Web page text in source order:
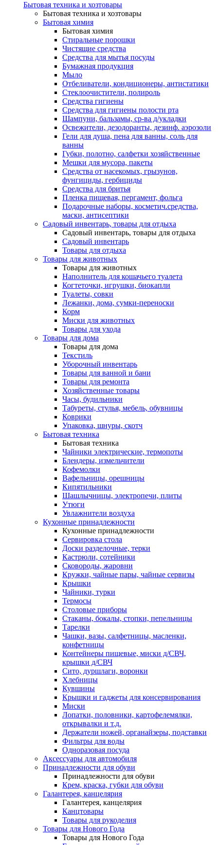
Бытовая техника и хозтовары
Бытовая техника и хозтовары
Бытовая химия
Бытовая химия
Стиральные порошки
Чистящие средства
Средства для мытья посуды
Бумажная продукция
Мыло
Отбеливатели, кондиционеры, антистатики
Стеклоочистители, полироль
Средства гигиены
Средства для гигиены полости рта
Шампуни, бальзамы, ср-ва д/укладки
Освежители, дезодоранты, дезинф. аэрозоли
Гели для душа, пена для ванны, соль для
ванны
Губки, полотно, салфетки хозяйственные
Мешки для мусора, пакеты
Средства от насекомых, грызунов,
фунгициды, гербициды
Средства для бритья
Пленка пищевая, пергамент, фольга
Подарочные наборы, косметич.средства,
маски, антисептики
Садовый инвентарь, товары для отдыха
Садовый инвентарь, товары для отдыха
Садовый инвентарь
Товары для отдыха
Товары для животных
Товары для животных
Наполнитель для кошачьего туалета
Когтеточки, игрушки, биокапли
Туалеты, совки
Лежанки, дома, сумки-переноски
Корм
Миски для животных
Товары для ухода
Товары для дома
Товары для дома
Текстиль
Уборочный инвентарь
Товары для ванной и бани
Товары для ремонта
Хозяйственные товары
Часы, будильники
Табуреты, стулья, мебель, обувницы
Коврики
Упаковка, шнуры, скотч
Бытовая техника
Бытовая техника
Чайники электрические, термопоты
Блендеры, измельчители
Кофемолки
Вафельницы, орешницы
Кипятильники
Шашлычницы, электропечи, плиты
Утюги
Увлажнители воздуха
Кухонные принадлежности
Кухонные принадлежности
Сервировка стола
Доски разделочные, терки
Кастрюли, сотейники
Сковороды, жаровни
Кружки, чайные пары, чайные сервизы
Крышки
Чайники, турки
Термосы
Столовые приборы
Стаканы, бокалы, стопки, пепельницы
Тарелки
Чашки, вазы, салфетницы, масленки,
конфетницы
Контейнеры пищевые, миски д/СВЧ,
крышки д/СВЧ
Сито, дуршлаги, воронки
Хлебницы
Кувшины
Крышки и гаджеты для консервирования
Миски
Лопатки, половники, картофелемялки,
открывалки и т.д.
Держатели ножей, органайзеры, подставки
Фильтры для воды
Одноразовая посуда
Аксессуары для автомобиля
Принадлежности для обуви
Принадлежности для обуви
Крем, краска, губки для обуви
Галантерея, канцелярия
Галантерея, канцелярия
Канцтовары
Товары для рукоделия
Товары для Нового Года
Товары для Нового Года